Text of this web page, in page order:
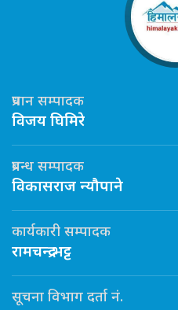
प्रधान सम्पादक
विजय घिमिरे
प्रबन्ध सम्पादक
विकासराज न्यौपाने
कार्यकारी सम्पादक
रामचन्द्र भट्ट
सूचना विभाग दर्ता नं.